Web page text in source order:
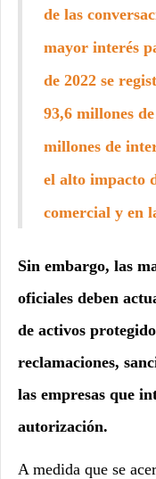
de las
mayor interés
de 2022 se
93,6 millones
millones de
el alto impacto
comercial y en
Sin embargo, las
oficiales deben
de activos
reclamaciones,
las empresas que
autorización.
A medida que se